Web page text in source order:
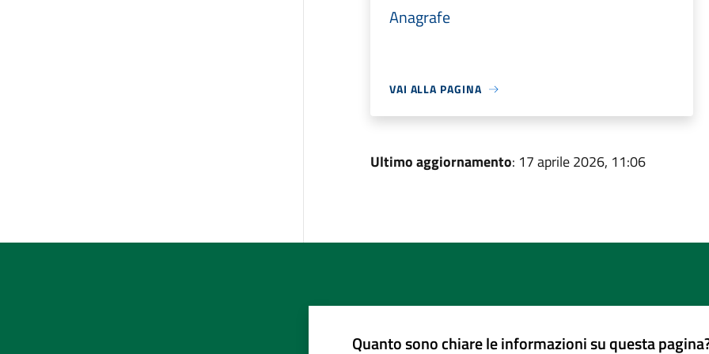
Anagrafe
VAI ALLA PAGINA
Ultimo aggiornamento: 17 aprile 2026, 11:06
Quanto sono chiare le informazioni su questa